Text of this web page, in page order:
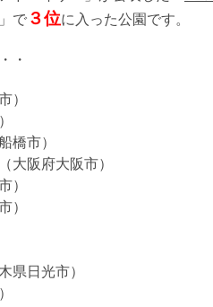
で ３位に入った公園です。
・
）
橋市）
大阪府大阪市）
）
）
県日光市）